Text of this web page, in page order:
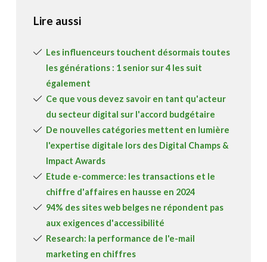
Lire aussi
Les influenceurs touchent désormais toutes
les générations : 1 senior sur 4 les suit
également
Ce que vous devez savoir en tant qu'acteur
du secteur digital sur l'accord budgétaire
De nouvelles catégories mettent en lumière
l'expertise digitale lors des Digital Champs &
Impact Awards
Etude e-commerce: les transactions et le
chiffre d'affaires en hausse en 2024
94% des sites web belges ne répondent pas
aux exigences d'accessibilité
Research: la performance de l'e-mail
marketing en chiffres